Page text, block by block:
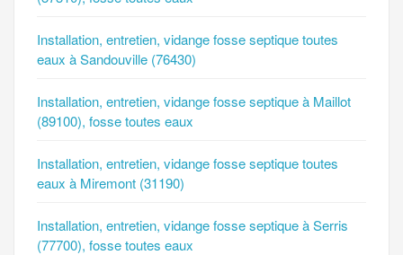
Installation, entretien, vidange fosse septique toutes
eaux à Sandouville (76430)
Installation, entretien, vidange fosse septique à Maillot
(89100), fosse toutes eaux
Installation, entretien, vidange fosse septique toutes
eaux à Miremont (31190)
Installation, entretien, vidange fosse septique à Serris
(77700), fosse toutes eaux